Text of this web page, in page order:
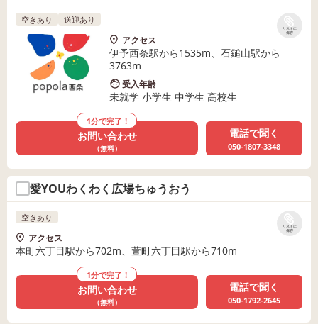
リストに
保存
空きあり 送迎あり
アクセス
伊予西条駅から1535m、石鎚山駅から
3763m
受入年齢
未就学 小学生 中学生 高校生
1分で完了！
お問い合わせ
（無料）
電話で聞く
050-1807-3348
愛YOUわくわく広場ちゅうおう
リストに
保存
空きあり
アクセス
本町六丁目駅から702m、萱町六丁目駅から710m
1分で完了！
お問い合わせ
（無料）
電話で聞く
050-1792-2645